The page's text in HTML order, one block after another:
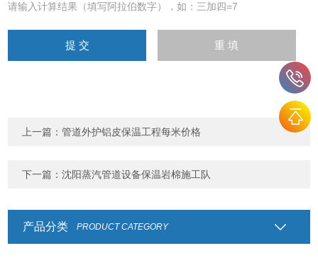
请输入计算结果（填写阿拉伯数字），如：三加四=7
上一篇：管道外护铝皮保温工程每米价格
下一篇：沈阳蒸汽管道设备保温岩棉施工队
产品分类 PRODUCT CATEGORY